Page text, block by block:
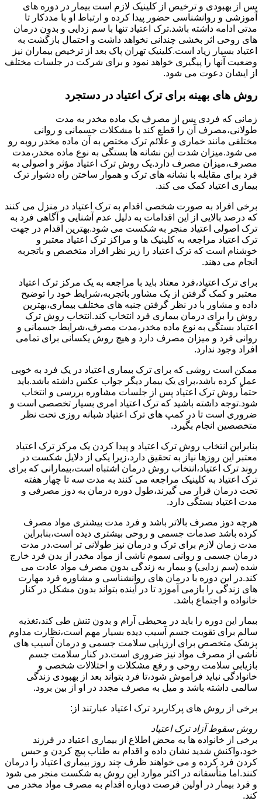
پس از بهبودی و ترخیص از کلینیک لازم است بیمار در دوره های
آموزشی و روانشناسی حضور پیدا کرده و ارتباط او با مددکار تا
مدتی ادامه داشته باشد.ترک اعتیاد تنها با سم زدایی و بدون درمان
های روحی اثر بخشی چندانی نخواهد داشت و احتمال بازگشت به
اعتیاد بسیار زیاد است.کلینیک تهران پاک بعد از ترخیص بیماران نیز
وضعیت آنها را پیگیری خواهد نمود و برای شرکت در جلسات مختلف
از ایشان دعوت می شود.
روش های بهینه برای ترک اعتیاد در دستجرد
زمانی که فردی پس از مصرف یک ماده مخدر به مدت
طولانی،مصرف آن را قطع کند با مشکلات جسمانی و روانی
مختلفی مانند خماری و علائم ترک مختص به آن ماده مخدر روبه رو
می شود.میزان شدت این نشانه ها بستگی به نوع ماده مخدر،مدت
مصرف،میزان مصرف دارد.یک روش ترک اعتیاد مؤثر و اصولی به
فرد برای مقابله با نشانه های ترک و هموار ساختن راه دشوار ترک
بیماری اعتیاد کمک می کند.
برخی افراد به صورت شخصی اقدام به ترک اعتیاد در منزل می کنند
که درصد بالایی از این اقدامات به دلیل عدم آشنایی و آگاهی فرد به
ترک اصولی اعتیاد منجر به شکست می شود.بهترین اقدام در جهت
ترک اعتیاد مراجعه به کلینیک ها و مراکز ترک اعتیاد معتبر و
خوشنام است که ترک اعتیاد را زیر نظر افراد متخصص و باتجربه
انجام می دهند.
برای ترک اعتیاد،فرد معتاد باید با مراجعه به یک مرکز ترک اعتیاد
معتبر و کمک گرفتن از یک مشاور باتجربه،شرایط خود را توضیح
داده و مشاور با در نظر گرفتن جنبه های مختلف بیماری،بهترین
روش را برای درمان بیماری فرد انتخاب کند.انتخاب روش ترک
اعتیاد بستگی به نوع ماده مخدر،مدت مصرف،شرایط جسمانی و
روانی فرد و میزان مصرف دارد و هیچ روش یکسانی برای تمامی
افراد وجود ندارد.
ممکن است روشی که برای ترک بیماری اعتیاد در یک فرد به خوبی
عمل کرده باشد،برای یک بیمار دیگر جواب عکس داشته باشد.باید
حتماً روش ترک اعتیاد پس از جلسات مشاوره بررسی و انتخاب
شود.توجه داشته باشید که ترک اعتیاد امری بسیار تخصصی است و
ضروری است تا در کمپ های ترک اعتیاد شبانه روزی تحت نظر
متخصصین انجام بگیرد.
بنابراین انتخاب روش ترک اعتیاد و پیدا کردن یک مرکز ترک اعتیاد
معتبر این روزها نیاز به تحقیق دارد،زیرا یکی از دلایل شکست در
روند ترک اعتیاد،انتخاب روش درمان اشتباه است،بیمارانی که برای
ترک اعتیاد به کلینیک مراجعه می کنند به مدت سه تا چهار هفته
تحت درمان قرار می گیرند،طول دوره درمان به دوز مصرفی و
مدت اعتیاد بستگی دارد.
هرچه دوز مصرف بالاتر باشد و فرد مدت بیشتری مواد مصرف
کرده باشد صدمات جسمی و روحی بیشتری دیده است،بنابراین
مدت زمان لازم برای ترک و درمان نیز طولانی تر است.در مدت
درمان جسمی و روانی سموم ناشی از مواد مخدر از بدن فرد خارج
شده (سم زدایی) و بیمار به زندگی بدون مصرف مواد عادت می
کند.در این دوره با درمان های روانشناسی و مشاوره فرد مهارت
های زندگی را بازمی آموزد تا در آینده بتواند بدون مشکل در کنار
خانواده و اجتماع باشد.
بیمار این دوره را باید در محیطی آرام و بدون تنش طی کند،تغذیه
سالم برای تقویت جسم آسیب دیده بسیار مهم است،نظارت مداوم
پزشک متخصص برای ارزیابی سلامت جسمی و درمان آسیب های
ناشی از مصرف مواد نیز ضروری است.در کنار سلامت جسم
بازیابی سلامت روحی و رفع مشکلات و اختلالات شخصی و
خانوادگی نباید فراموش شود،تا فرد بتواند بعد از بهبودی زندگی
سالمی داشته باشد و میل به مصرف مجدد در او از بین برود.
برخی از روش های پرکاربرد ترک اعتیاد عبارتند از:
روش سقوط آزاد ترک اعتیاد
برخی از خانواده ها به محض اطلاع از بیماری اعتیاد در فرزند
خود،واکنش شدید نشان داده و اقدام به طناب پیچ کردن و حبس
کردن فرد کرده و می خواهند ظرف چند روز بیماری اعتیاد را درمان
کنند.اما متأسفانه در اکثر موارد این روش به شکست منجر می شود
و فرد بیمار در اولین فرصت دوباره اقدام به مصرف مواد مخدر می
کند.